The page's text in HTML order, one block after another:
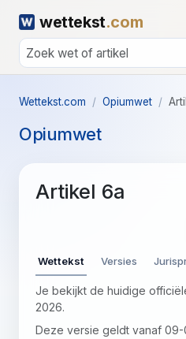
wettekst.com
Wettekst.com Opiumwet
Opiumwet
Artikel 6a
Wettekst Versies
Je bekijkt de huidige
2026.
Deze versie geldt vanaf